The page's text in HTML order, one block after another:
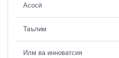
Асосӣ
Таълим
Илм ва инноватсия